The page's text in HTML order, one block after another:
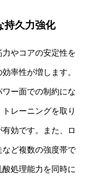
持久力強化
やコアの安定性を
率性が増します。
ー面での制約にな
レーニングを取り
効です。また、ロ
ど複数の強度帯で
処理能力を同時に